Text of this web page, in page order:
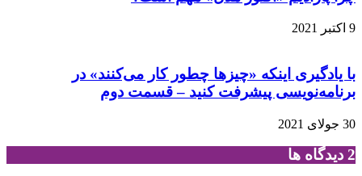
9 اکتبر 2021
با یادگیری اینکه «چیزها چطور کار می‌کنند» در
برنامه‌نویسی پیشرفت کنید – قسمت دوم
30 جولای 2021
‫2 دیدگاه ها